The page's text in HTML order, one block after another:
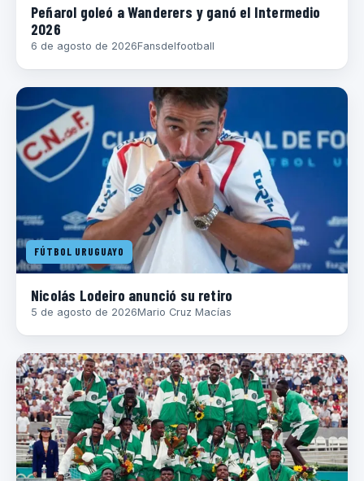
Peñarol goleó a Wanderers y ganó el Intermedio
2026
6 de agosto de 2026Fansdelfootball
FÚTBOL URUGUAYO
Nicolás Lodeiro anunció su retiro
5 de agosto de 2026Mario Cruz Macías